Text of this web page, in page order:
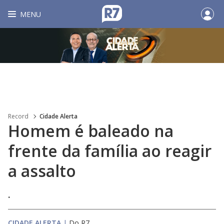
MENU
Record Cidade Alerta
Homem é baleado na
frente da família ao reagir
a assalto
.